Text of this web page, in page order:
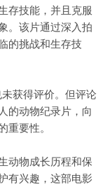
存技能，并且克服
。该片通过深入拍
的挑战和生存技
获得评价。但评论
的动物纪录片，向
重要性。
动物成长历程和保
有兴趣，这部电影